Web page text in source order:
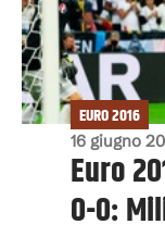
16 giugno
EURO 2016
Euro
0-0: